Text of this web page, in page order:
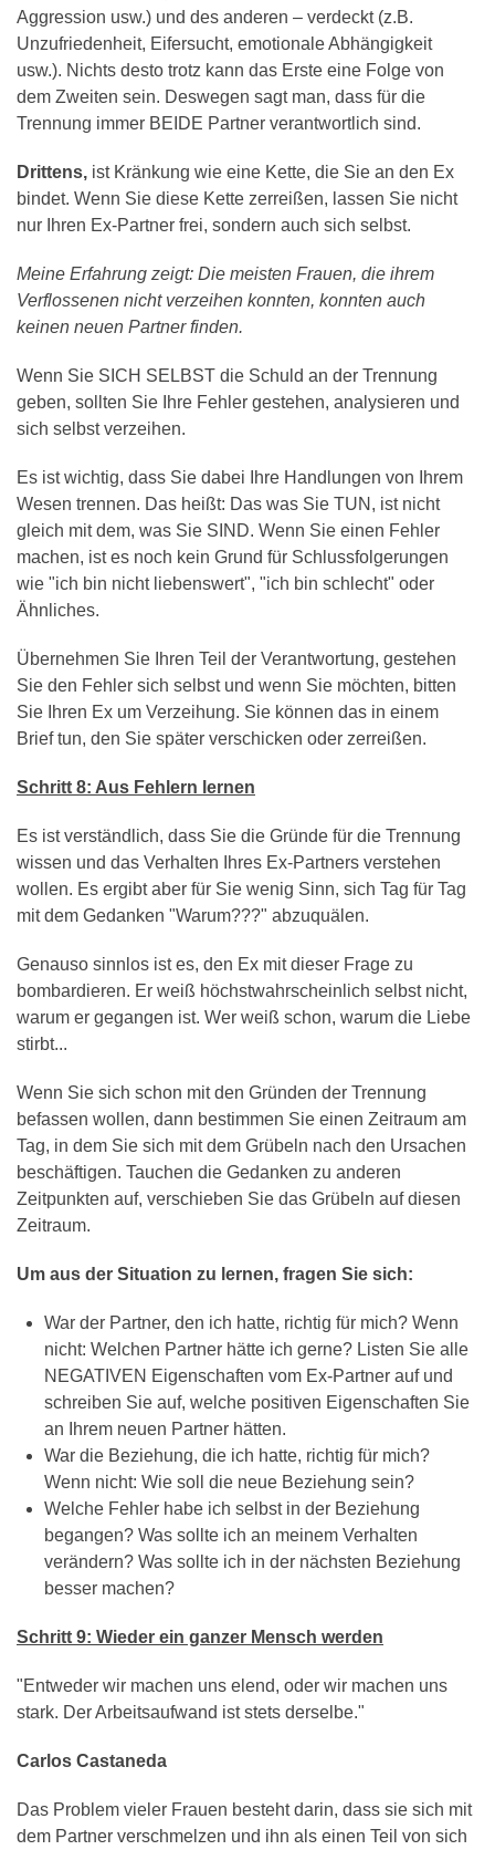
Aggression usw.) und des anderen – verdeckt (z.B.
Unzufriedenheit, Eifersucht, emotionale Abhängigkeit
usw.). Nichts desto trotz kann das Erste eine Folge von
dem Zweiten sein. Deswegen sagt man, dass für die
Trennung immer BEIDE Partner verantwortlich sind.
Drittens, ist Kränkung wie eine Kette, die Sie an den Ex
bindet. Wenn Sie diese Kette zerreißen, lassen Sie nicht
nur Ihren Ex-Partner frei, sondern auch sich selbst.
Meine Erfahrung zeigt: Die meisten Frauen, die ihrem
Verflossenen nicht verzeihen konnten, konnten auch
keinen neuen Partner finden.
Wenn Sie SICH SELBST die Schuld an der Trennung
geben, sollten Sie Ihre Fehler gestehen, analysieren und
sich selbst verzeihen.
Es ist wichtig, dass Sie dabei Ihre Handlungen von Ihrem
Wesen trennen. Das heißt: Das was Sie TUN, ist nicht
gleich mit dem, was Sie SIND. Wenn Sie einen Fehler
machen, ist es noch kein Grund für Schlussfolgerungen
wie "ich bin nicht liebenswert", "ich bin schlecht" oder
Ähnliches.
Übernehmen Sie Ihren Teil der Verantwortung, gestehen
Sie den Fehler sich selbst und wenn Sie möchten, bitten
Sie Ihren Ex um Verzeihung. Sie können das in einem
Brief tun, den Sie später verschicken oder zerreißen.
Schritt 8: Aus Fehlern lernen
Es ist verständlich, dass Sie die Gründe für die Trennung
wissen und das Verhalten Ihres Ex-Partners verstehen
wollen. Es ergibt aber für Sie wenig Sinn, sich Tag für Tag
mit dem Gedanken "Warum???" abzuquälen.
Genauso sinnlos ist es, den Ex mit dieser Frage zu
bombardieren. Er weiß höchstwahrscheinlich selbst nicht,
warum er gegangen ist. Wer weiß schon, warum die Liebe
stirbt...
Wenn Sie sich schon mit den Gründen der Trennung
befassen wollen, dann bestimmen Sie einen Zeitraum am
Tag, in dem Sie sich mit dem Grübeln nach den Ursachen
beschäftigen. Tauchen die Gedanken zu anderen
Zeitpunkten auf, verschieben Sie das Grübeln auf diesen
Zeitraum.
Um aus der Situation zu lernen, fragen Sie sich:
War der Partner, den ich hatte, richtig für mich? Wenn
nicht: Welchen Partner hätte ich gerne? Listen Sie alle
NEGATIVEN Eigenschaften vom Ex-Partner auf und
schreiben Sie auf, welche positiven Eigenschaften Sie
an Ihrem neuen Partner hätten.
War die Beziehung, die ich hatte, richtig für mich?
Wenn nicht: Wie soll die neue Beziehung sein?
Welche Fehler habe ich selbst in der Beziehung
begangen? Was sollte ich an meinem Verhalten
verändern? Was sollte ich in der nächsten Beziehung
besser machen?
Schritt 9: Wieder ein ganzer Mensch werden
"Entweder wir machen uns elend, oder wir machen uns
stark. Der Arbeitsaufwand ist stets derselbe."
Carlos Castaneda
Das Problem vieler Frauen besteht darin, dass sie sich mit
dem Partner verschmelzen und ihn als einen Teil von sich